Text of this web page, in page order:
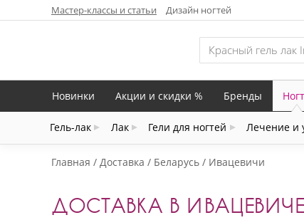
Мастер-классы и статьи Дизайн ногтей
Новинки Акции и скидки % Бренды
Гель-лак Лак Гели для ногтей Лечение и
Главная Доставка Беларусь Ивацевичи
ДОСТАВКА В